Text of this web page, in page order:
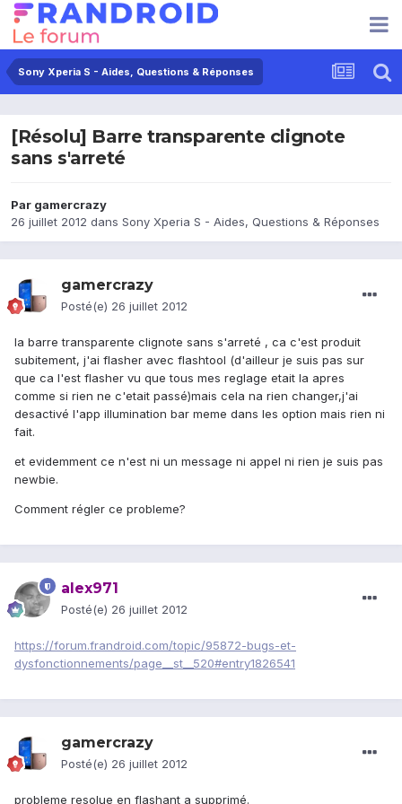
Sony Xperia S - Aides, Questions & Réponses
[Résolu] Barre transparente clignote
sans s'arreté
Par gamercrazy
26 juillet 2012 dans Sony Xperia S - Aides, Questions & Réponses
gamercrazy
Posté(e) 26 juillet 2012
la barre transparente clignote sans s'arreté , ca c'est produit
subitement, j'ai flasher avec flashtool (d'ailleur je suis pas sur
que ca l'est flasher vu que tous mes reglage etait la apres
comme si rien ne c'etait passé)mais cela na rien changer,j'ai
desactivé l'app illumination bar meme dans les option mais rien ni
fait.
et evidemment ce n'est ni un message ni appel ni rien je suis pas
newbie.
Comment régler ce probleme?
alex971
Posté(e) 26 juillet 2012
https://forum.frandroid.com/topic/95872-bugs-et-
dysfonctionnements/page__st__520#entry1826541
gamercrazy
Posté(e) 26 juillet 2012
probleme resolue en flashant a supprimé.